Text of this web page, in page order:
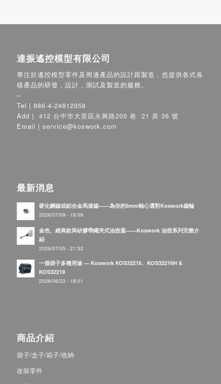
達振遙控模型有限公司
專注於遙控模型零件及周邊產品的設計跟製造，也提供各式各
樣產品的研發，設計，測試及製造的服務。
–
Tel | 886-4-24812958
Add |
412 台中市大里區永興路205 巷 21 弄 36 號
Email | service@koswork.com
最新消息
硬化鋼齒或鋁合金馬達齒——為你的5mm軸心選對Koswork齒輪
2026/07/09 - 18:08
金色、經典款與矽膠帶繩夾式油壺蓋——Koswork 油壺系列完整介
紹
2026/07/05 - 21:52
一個袋子多種用途 — Koswork KOS32216、KOS32216H &
KOS32218
2026/06/23 - 18:01
商品介紹
袋子/盒子/箱子/收納
改裝零件